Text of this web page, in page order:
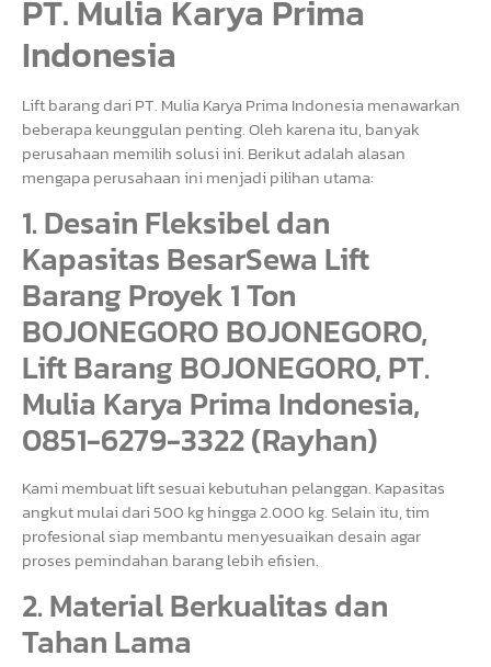
PT. Mulia Karya Prima
Indonesia
Lift barang dari PT. Mulia Karya Prima Indonesia menawarkan
beberapa keunggulan penting. Oleh karena itu, banyak
perusahaan memilih solusi ini. Berikut adalah alasan
mengapa perusahaan ini menjadi pilihan utama:
1. Desain Fleksibel dan
Kapasitas BesarSewa Lift
Barang Proyek 1 Ton
BOJONEGORO BOJONEGORO,
Lift Barang BOJONEGORO, PT.
Mulia Karya Prima Indonesia,
0851-6279-3322 (Rayhan)
Kami membuat lift sesuai kebutuhan pelanggan. Kapasitas
angkut mulai dari 500 kg hingga 2.000 kg. Selain itu, tim
profesional siap membantu menyesuaikan desain agar
proses pemindahan barang lebih efisien.
2. Material Berkualitas dan
Tahan Lama